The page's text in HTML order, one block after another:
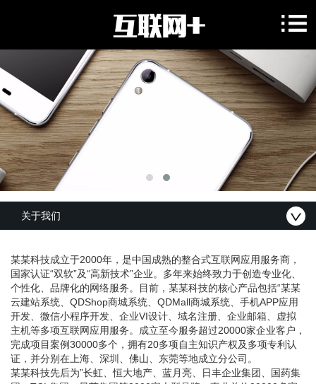
关于我们
某某科技成立于2000年，是中国成熟的整合式互联网应用服务商，
国家认证“双软”及“高新技术”企业。多年来始终致力于创造专业化、
个性化、品牌化的网络服务。目前，某某科技的核心产品包括“某某
云建站系统、QDShop商城系统、QDMall商城系统、手机APP应用
开发、微信小程序开发、企业VI设计、域名注册、企业邮箱、虚拟
主机等多项互联网应用服务。成立至今服务超过20000家企业客户，
完成项目案例30000多个，拥有20多项自主知识产权及多项专利认
证，并分别在上海、深圳、佛山、东莞等地成立分公司。
某某科技先后为”长虹、恒大地产、蓝月亮、日丰企业集团、国药集